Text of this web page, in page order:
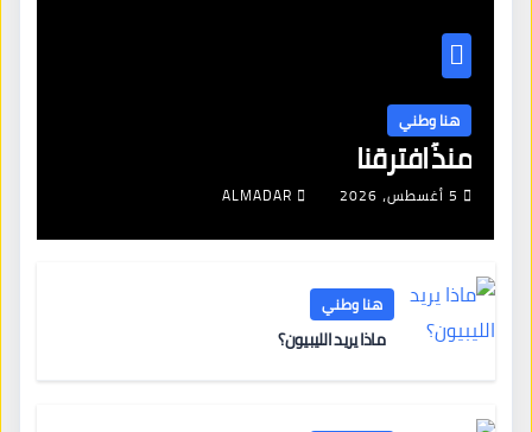
هنا وطني
منذُ افترقنا
5 أغسطس، 2026 ALMADAR
هنا وطني
ماذا يريد الليبيون؟